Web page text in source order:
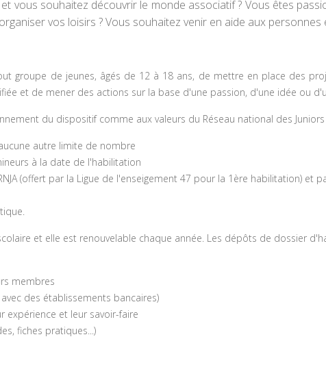
vous souhaitez découvrir le monde associatif ? Vous êtes
vos loisirs ? Vous souhaitez venir en aide aux
groupe de jeunes, âgés de 12 à 18 ans, de mettre en place des
et de mener des actions sur la base d'une passion, d'une idée ou
du dispositif comme aux valeurs du Réseau national des
autre limite de nombre
à la date de l'habilitation
(offert par la Ligue de l'enseigement 47 pour la 1ère habilitation) et
et elle est renouvelable chaque année. Les dépôts de dossier
membres
des établissements bancaires)
et leur savoir-faire
fiches pratiques...)